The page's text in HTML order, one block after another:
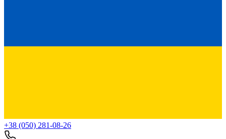
+38 (050) 281-08-26